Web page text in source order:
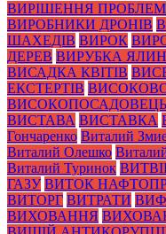
ВИРІШЕННЯ ПРОБЛЕМ
ВИРОБНИКИ ДРОНІВ
ШАХЕДІВ ВИРОК
ДЕРЕВ ВИРУБКА
ВИСАДКА КВІТІВ
ЕКСТЕРТІВ
ВИСОКОПОСАДОВЕЦЬ
ВИСТАВА ВИСТАВКА
Гончаренко Виталий
Виталий Олешко
Виталий Туринок
ГАЗУ ВИТОК
ВИТОРГ ВИТРАТИ
ВИХОВАННЯ